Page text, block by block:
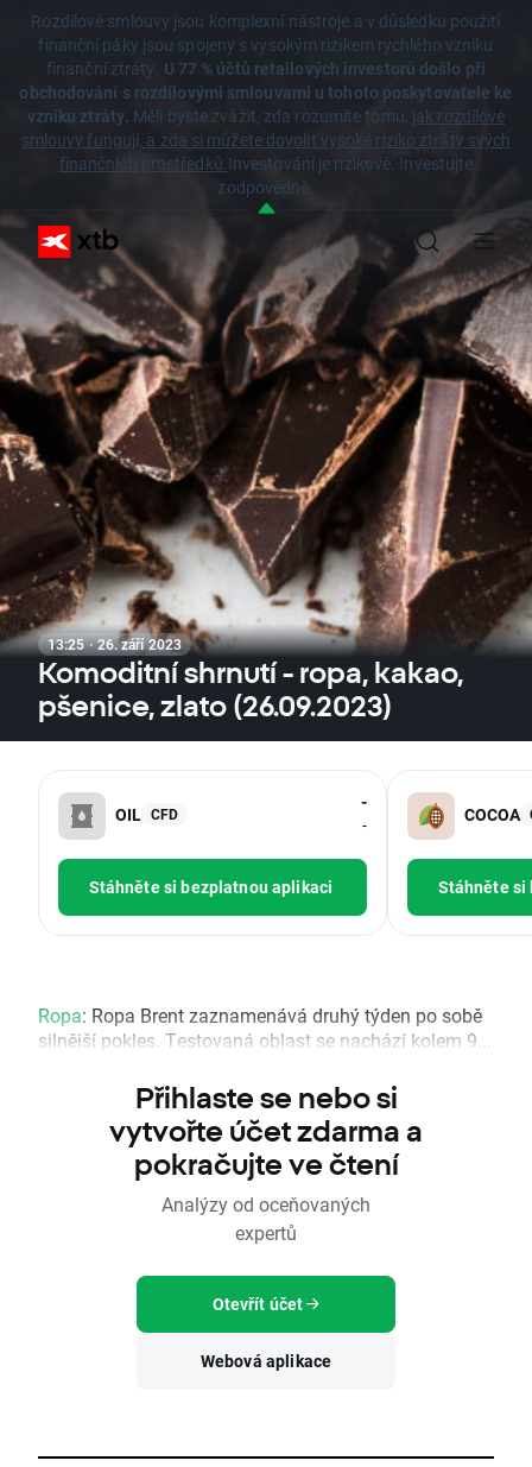
Rozdílové smlouvy jsou komplexní nástroje a v důsledku použití
finanční páky jsou spojeny s vysokým rizikem rychlého vzniku
finanční ztráty. U 77 % účtů retailových investorů došlo při
obchodování s rozdílovými smlouvami u tohoto poskytovatele ke
vzniku ztráty. Měli byste zvážit, zda rozumíte tomu, jak rozdílové
smlouvy fungují, a zda si můžete dovolit vysoké riziko ztráty svých
finančních prostředků.Investování je rizikové. Investujte
zodpovědně.
13:25 · 26. září 2023
Komoditní shrnutí - ropa, kakao,
pšenice, zlato (26.09.2023)
OIL CFD
-
-
Stáhněte si bezplatnou aplikaci
COCOA
Stáhněte
Ropa: Ropa Brent zaznamenává druhý týden po sobě
silnější pokles. Testovaná oblast se nachází kolem 9...
Přihlaste se nebo si
vytvořte účet zdarma a
pokračujte ve čtení
Analýzy od oceňovaných
expertů
Otevřít účet
Webová aplikace